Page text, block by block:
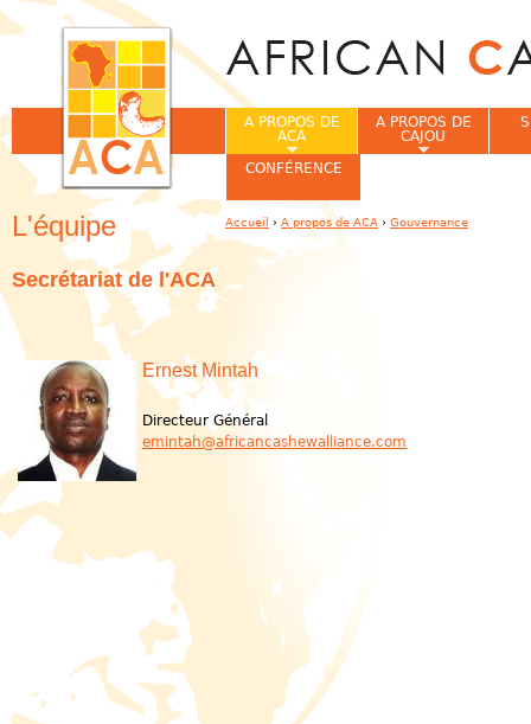
L'équipe
Secrétariat de l'ACA
Ernest Mintah
Directeur Général
emintah@africancashewalliance.com
A PROPOS DE
ACA
A PROPOS DE
CAJOU
CONFÉRENCE
Vous êtes ici
Accueil › A propos de ACA › Gouvernance